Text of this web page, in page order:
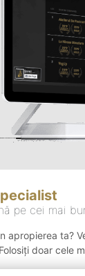
pe cei mai
apropierea ta?
doar cele